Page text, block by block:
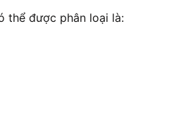
thể được phân loại là: